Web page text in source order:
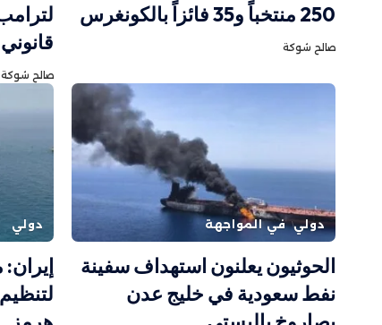
250 منتخباً و35 فائزاً بالكونغرس
صالح شوكة
قانوني
صالح شوكة
دولي في المواجهة
الحوثيون يعلنون استهداف سفينة
نفط سعودية في خليج عدن
دولي